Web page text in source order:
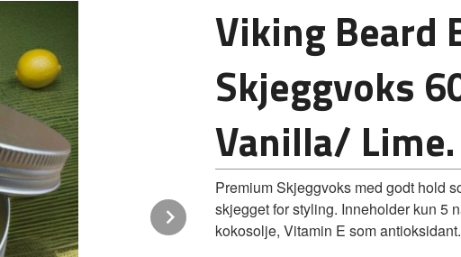
Next
Viking Beard
Skjeggvoks
Vanilla/ Lime.
Premium Skjeggvoks med godt hold
skjegget for styling. Inneholder kun 5
kokosolje, Vitamin E som